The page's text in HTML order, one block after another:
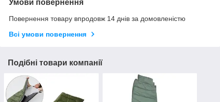
Умови повернення
Повернення товару впродовж 14 днів за домовленістю
Всі умови повернення
Подібні товари компанії